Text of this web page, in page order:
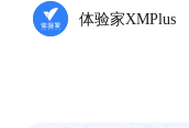
体验家XMPlus